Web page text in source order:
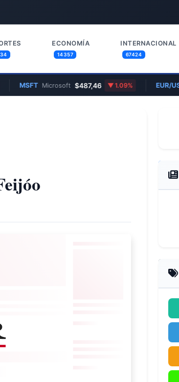
ECONOMÍA
14357
INTERNACIONAL
67424
MSFT Microsoft $487,46 1.09% EUR/USD